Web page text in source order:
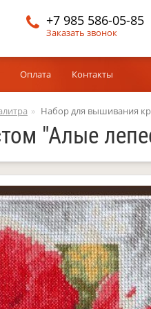
+7 985 586-05-85
Заказать звонок
Оплата Контакты
Набор для вышивания
"Алые